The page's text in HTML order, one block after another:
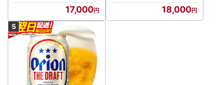
17,000 18,000